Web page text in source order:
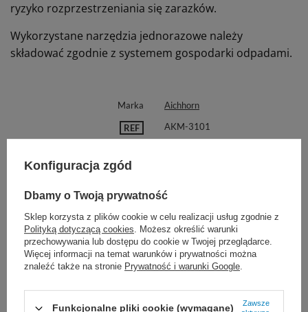
ryzyko rozprzestrzeniania się zarazków.
Wykorzystane narzędzia jednorazowe należy
składować zgodnie z systemem gospodarki odpadami.
Marka Aichhorn
REF AKM-3101
Rozmiar
Kształt
Proste
Końce
Tępo-tępe
Proponujemy również:
Konfiguracja zgód
Dbamy o Twoją prywatność
Sklep korzysta z plików cookie w celu realizacji usług zgodnie z
Polityką dotyczącą cookies. Możesz określić warunki
przechowywania lub dostępu do cookie w Twojej przeglądarce.
Więcej informacji na temat warunków i prywatności można
znaleźć także na stronie Prywatność i warunki Google.
Funkcjonalne pliki cookie (wymagane)
Zawsze